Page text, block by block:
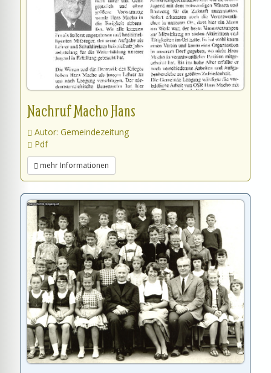
Nachruf Macho Hans
Autor: Gemeindezeitung
Pdf
mehr Informationen